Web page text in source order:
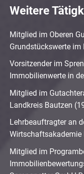
Weitere
Mitglied im Oberen
Grundstückswerte
Vorsitzender im
Immobilienwerte in
Mitglied im
Landkreis Bautzen
Lehrbeauftragter an
Wirtschaftsakademie
Mitglied im